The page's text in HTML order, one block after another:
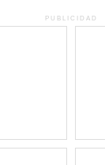
PUBLICIDAD